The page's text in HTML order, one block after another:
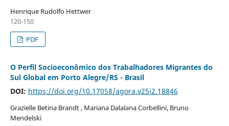
Henrique Rudolfo Hettwer
120-150
PDF
O Perfil Socioeconômico dos Trabalhadores Migrantes do
Sul Global em Porto Alegre/RS - Brasil
DOI: https://doi.org/10.17058/agora.v25i2.18846
Grazielle Betina Brandt , Mariana Dalalana Corbellini, Bruno
Mendelski